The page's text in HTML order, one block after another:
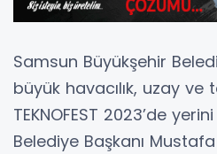
Samsun Büyükşehir
büyük havacılık, uzay
TEKNOFEST 2023’de
Belediye Başkanı